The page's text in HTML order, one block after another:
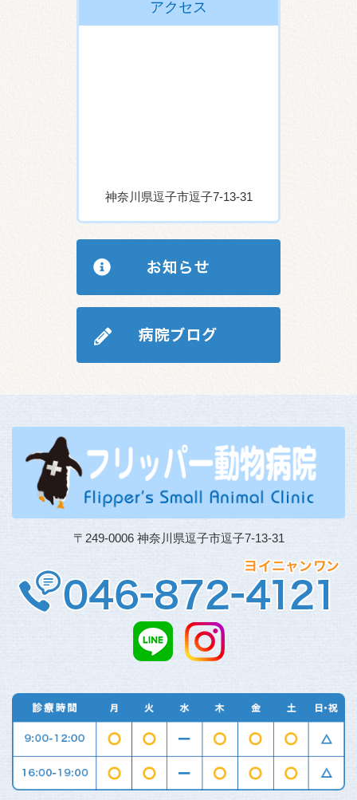
アクセス
神奈川県逗子市逗子7-13-31
〒249-0006 神奈川県逗子市逗子7-13-31